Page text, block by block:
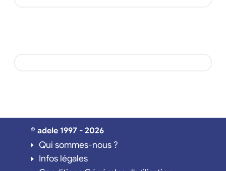
© adele 1997 - 2026
Qui sommes-nous ?
Infos légales